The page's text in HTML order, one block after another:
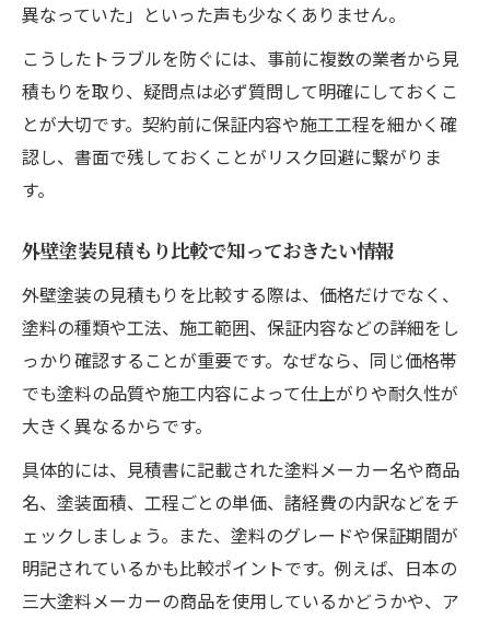
異なっていた」といった声も少なくありません。
こうしたトラブルを防ぐには、事前に複数の業者から見
積もりを取り、疑問点は必ず質問して明確にしておくこ
とが大切です。契約前に保証内容や施工工程を細かく確
認し、書面で残しておくことがリスク回避に繋がりま
す。
外壁塗装見積もり比較で知っておきたい情報
外壁塗装の見積もりを比較する際は、価格だけでなく、
塗料の種類や工法、施工範囲、保証内容などの詳細をし
っかり確認することが重要です。なぜなら、同じ価格帯
でも塗料の品質や施工内容によって仕上がりや耐久性が
大きく異なるからです。
具体的には、見積書に記載された塗料メーカー名や商品
名、塗装面積、工程ごとの単価、諸経費の内訳などをチ
ェックしましょう。また、塗料のグレードや保証期間が
明記されているかも比較ポイントです。例えば、日本の
三大塗料メーカーの商品を使用しているかどうかや、ア